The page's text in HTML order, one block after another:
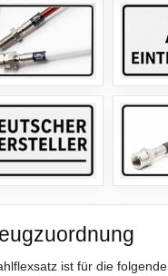
ist für die folgende